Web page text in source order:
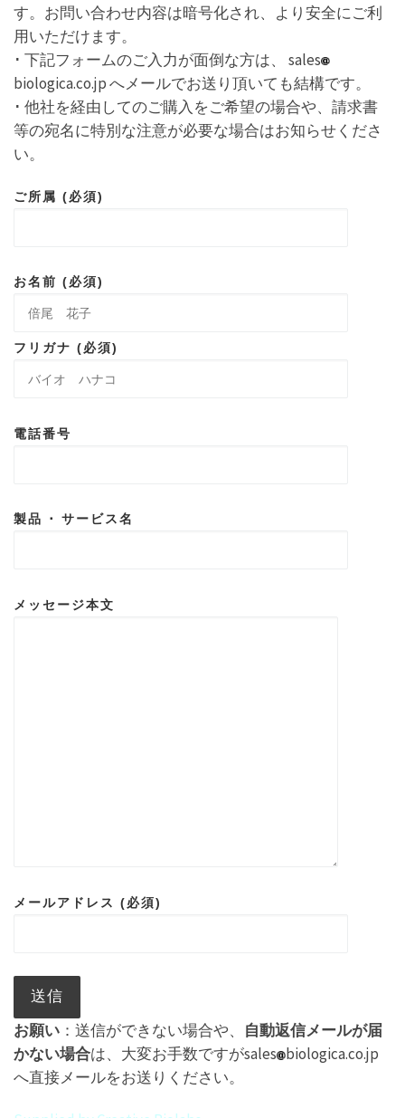
す。お問い合わせ内容は暗号化され、より安全にご利
用いただけます。
･ 下記フォームのご入力が面倒な方は、 sales
biologica.co.jp へメールでお送り頂いても結構です。
･ 他社を経由してのご購入をご希望の場合や、請求書
等の宛名に特別な注意が必要な場合はお知らせくださ
い。
ご所属 (必須)
お名前 (必須)
フリガナ (必須)
電話番号
製品 ･ サービス名
メッセージ本文
メールアドレス (必須)
お願い ：送信ができない場合や、 自動返信メールが届
かない場合は、大変お手数ですがsales biologica.co.jp
へ直接メールをお送りください。